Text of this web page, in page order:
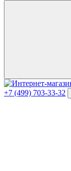
+7 (499) 703-33-32